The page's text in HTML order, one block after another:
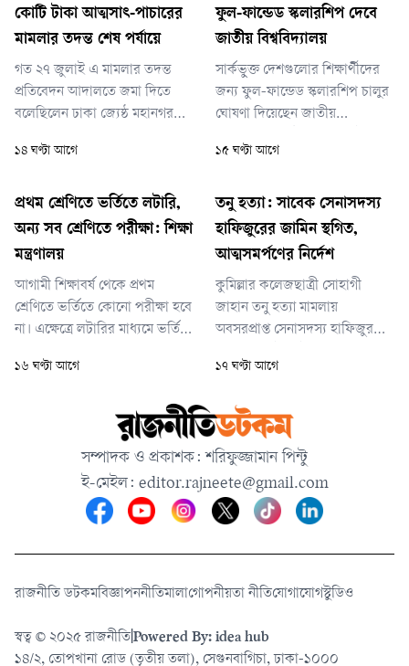
কোটি টাকা আত্মসাৎ-পাচারের
মামলার তদন্ত শেষ পর্যায়ে
গত ২৭ জুলাই এ মামলার তদন্ত
প্রতিবেদন আদালতে জমা দিতে
বলেছিলেন ঢাকা জ্যেষ্ঠ মহানগর
দিন দুদক প্রতিবেদন জমা দিতে না
সেপ্টেম্বর প্রতিবেদন জমার পরবর্তী
দিন নির্ধারণ করে দেন।
১৪ ঘণ্টা আগে
ফুল-ফান্ডেড স্কলারশিপ দেবে
জাতীয় বিশ্ববিদ্যালয়
সার্কভুক্ত দেশগুলোর শিক্ষার্থীদের
জন্য ফুল-ফান্ডেড স্কলারশিপ চালুর
ঘোষণা দিয়েছেন জাতীয়
চ্যান্সেলর) অধ্যাপক ড. এ এস এম
করে নেপালের শিক্ষার্থীদের জন্য
জাতীয় বিশ্ববিদ্যালয়ে সম্পূর্ণ বিনা
খরচে উচ্চশিক্ষার সুযোগ উন্মুক্ত করা
১৫ ঘণ্টা আগে
প্রথম শ্রেণিতে ভর্তিতে লটারি,
অন্য সব শ্রেণিতে পরীক্ষা: শিক্ষা
মন্ত্রণালয়
আগামী শিক্ষাবর্ষ থেকে প্রথম
শ্রেণিতে ভর্তিতে কোনো পরীক্ষা হবে
না। এক্ষেত্রে লটারির মাধ্যমে ভর্তি
প্রাথমিক ও মাধ্যমিক বিদ্যালয়ের
১৬ ঘণ্টা আগে
তনু হত্যা: সাবেক সেনাসদস্য
হাফিজুরের জামিন স্থগিত,
আত্মসমর্পণের নির্দেশ
কুমিল্লার কলেজছাত্রী সোহাগী
জাহান তনু হত্যা মামলায়
অবসরপ্রাপ্ত সেনাসদস্য হাফিজুর
জামিন স্থগিত করেছেন আপিল
সঙ্গে তাকে ২৪ ঘণ্টার মধ্যে
আত্মসমর্পণের নির্দেশ দেওয়া
হয়েছে।
১৭ ঘণ্টা আগে
সম্পাদক ও প্রকাশক: শরিফুজ্জামান পিন্টু
ই-মেইল: editor.rajneete@gmail.com
রাজনীতি ডটকমবিজ্ঞাপননীতিমালাগোপনীয়তা নীতিযোগাযোগস্টুডিও
স্বত্ব © ২০২৫ রাজনীতিPowered By: idea hub
১৪/২, তোপখানা রোড (তৃতীয় তলা), সেগুনবাগিচা, ঢাকা-১০০০